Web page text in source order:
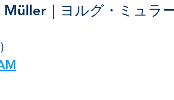
｜ヨルグ・ミュラ